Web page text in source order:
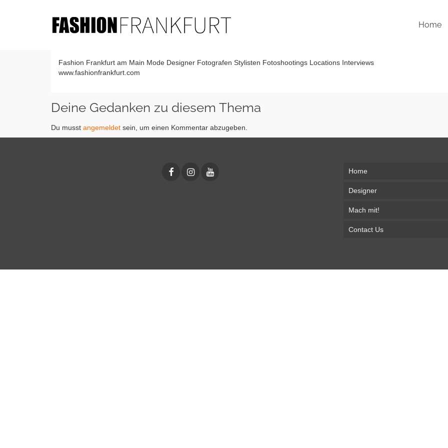
Home
Fashion Frankfurt am Main Mode Designer Fotografen Stylisten Fotoshootings Locations Interviews
www.fashionfrankfurt.com
Deine Gedanken zu diesem Thema
Du musst angemeldet sein, um einen Kommentar abzugeben.
Home
Designer
Mach mit!
Contact Us